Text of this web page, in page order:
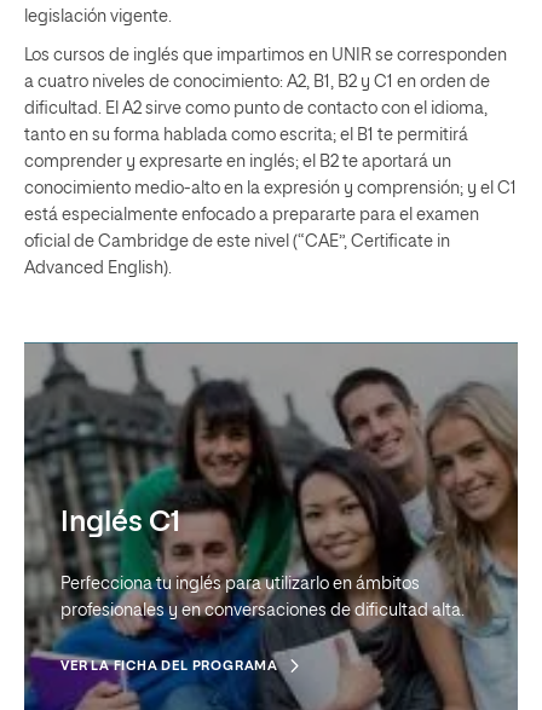
legislación vigente.
Los cursos de inglés que impartimos en UNIR se corresponden
a cuatro niveles de conocimiento: A2, B1, B2 y C1 en orden de
dificultad. El A2 sirve como punto de contacto con el idioma,
tanto en su forma hablada como escrita; el B1 te permitirá
comprender y expresarte en inglés; el B2 te aportará un
conocimiento medio-alto en la expresión y comprensión; y el C1
está especialmente enfocado a prepararte para el examen
oficial de Cambridge de este nivel (“CAE”, Certificate in
Advanced English).
Inglés C1
Perfecciona tu inglés para utilizarlo en ámbitos
profesionales y en conversaciones de dificultad alta.
VER LA FICHA DEL PROGRAMA